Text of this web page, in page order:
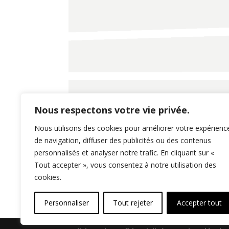
Nous respectons votre vie privée.
Nous utilisons des cookies pour améliorer votre
de navigation, diffuser des publicités ou des contenus
personnalisés et analyser notre trafic. En cliquant sur «
Tout accepter », vous consentez à notre utilisation des
cookies.
Personnaliser Tout rejeter Accepter tout